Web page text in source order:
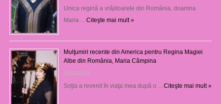
Unica regină a vrăjitoarele din România, doamna
Maria …Citeşte mai mult »
Mulţumiri recente din America pentru Regina Magiei
Albe din România, Maria Câmpina
23/08/2025
Soţia a revenit în viaţa mea după o …Citeşte mai mult »